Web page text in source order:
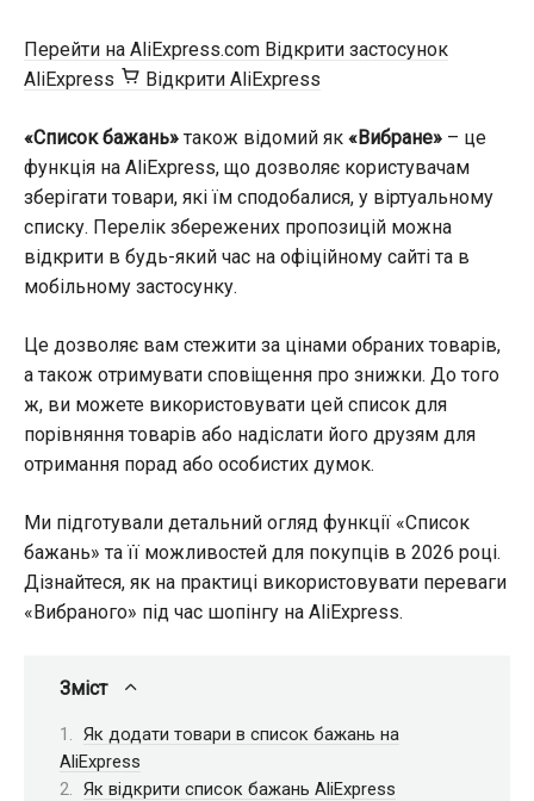
Перейти на AliExpress.com Відкрити застосунок
AliExpress
Відкрити AliExpress
«Список бажань» також відомий як «Вибране» – це
функція на AliExpress, що дозволяє користувачам
зберігати товари, які їм сподобалися, у віртуальному
списку. Перелік збережених пропозицій можна
відкрити в будь-який час на офіційному сайті та в
мобільному застосунку.
Це дозволяє вам стежити за цінами обраних товарів,
а також отримувати сповіщення про знижки. До того
ж, ви можете використовувати цей список для
порівняння товарів або надіслати його друзям для
отримання порад або особистих думок.
Ми підготували детальний огляд функції «Список
бажань» та її можливостей для покупців в 2026 році.
Дізнайтеся, як на практиці використовувати переваги
«Вибраного» під час шопінгу на AliExpress.
Зміст
Як додати товари в список бажань на
AliExpress
Як відкрити список бажань AliExpress